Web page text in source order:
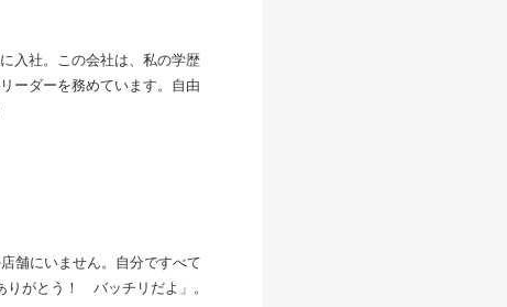
入社。この会社は、私の学歴
ーダーを務めています。自由
舗にいません。自分ですべて
りがとう！ バッチリだよ」。